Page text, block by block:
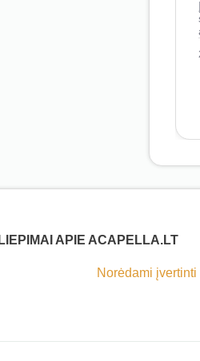
APIE ACAPELLA.LT
Norėdami